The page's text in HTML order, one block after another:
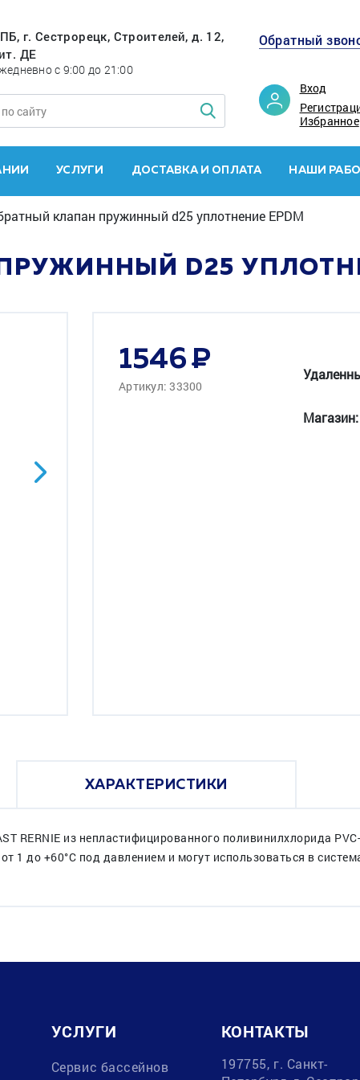
г. Сестрорецк, Строителей, д. 12,
ДЕ
с 9:00 до 21:00
Обратный
Вход
Избранное
УСЛУГИ ДОСТАВКА И ОПЛАТА НАШИ
клапан пружинный d25 уплотнение EPDM
D25
1546
Артикул: 33300
Магазин:
ХАРАКТЕРИСТИКИ
RERNIE из непластифицированного поливинилхлорида
1 до +60°C под давлением и могут использоваться в
УСЛУГИ
Сервис бассейнов
КОНТАКТЫ
197755, г. Санкт-